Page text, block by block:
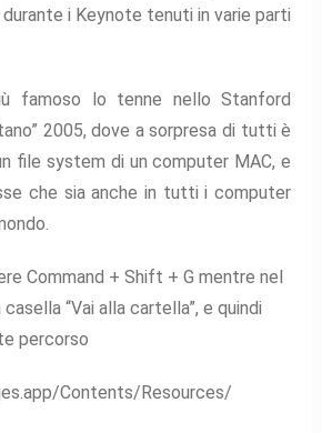
i Keynote tenuti in varie parti
famoso lo tenne nello Stanford
2005, dove a sorpresa di tutti è
file system di un computer MAC, e
che sia anche in tutti i computer
Command + Shift + G mentre nel
“Vai alla cartella”, e quindi
percorso
Contents/Resources/